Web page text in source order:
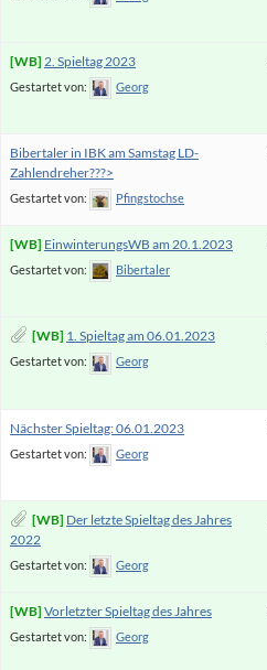
2. Spieltag 2023
Gestartet von: Georg
Bibertaler in IBK am Samstag LD-
Zahlendreher???>
Gestartet von: Pfingstochse
EinwinterungsWB am 20.1.2023
Gestartet von: Bibertaler
1. Spieltag am 06.01.2023
Gestartet von: Georg
Nächster Spieltag: 06.01.2023
Gestartet von: Georg
Der letzte Spieltag des Jahres
2022
Gestartet von: Georg
Vorletzter Spieltag des Jahres
Gestartet von: Georg